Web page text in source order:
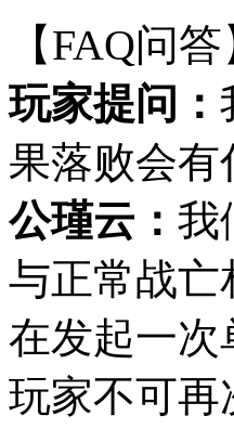
【FAQ问答
玩家提问：
果落败会有
公瑾云： 我
与正常战亡
在发起一次
玩家不可再